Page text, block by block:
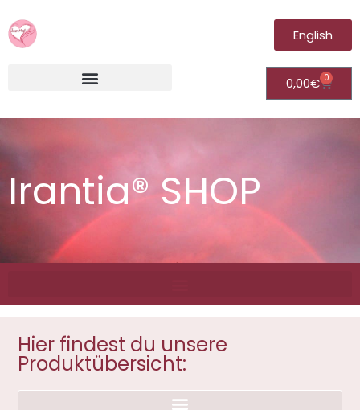
English
0,00€ 0
Irantia® SHOP
Hier findest du unsere
Produktübersicht: